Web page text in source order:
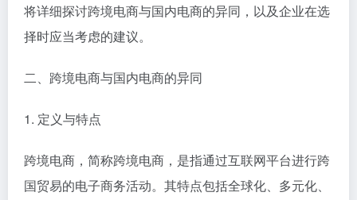
将详细探讨跨境电商与国内电商的异同，以及企业在选
择时应当考虑的建议。
二、跨境电商与国内电商的异同
1. 定义与特点
跨境电商，简称跨境电商，是指通过互联网平台进行跨
国贸易的电子商务活动。其特点包括全球化、多元化、